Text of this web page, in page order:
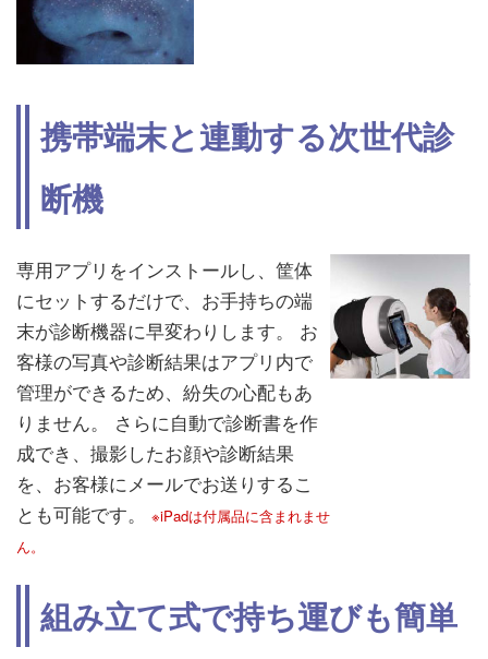
携帯端末と連動する次世代診
断機
専用アプリをインストールし、筐体
にセットするだけで、お手持ちの端
末が診断機器に早変わりします。 お
客様の写真や診断結果はアプリ内で
管理ができるため、紛失の心配もあ
りません。 さらに自動で診断書を作
成でき、撮影したお顔や診断結果
を、お客様にメールでお送りするこ
とも可能です。
※iPadは付属品に含まれませ
ん。
組み立て式で持ち運びも簡単